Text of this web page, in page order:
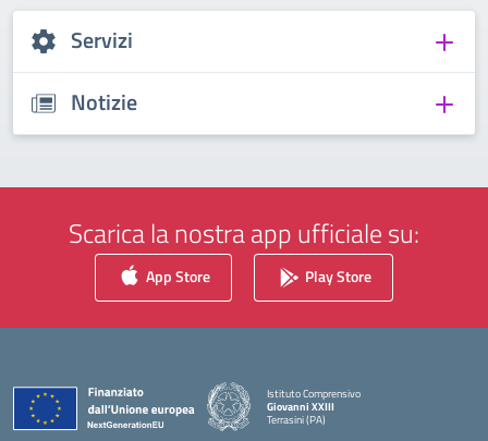
Servizi
Notizie
Scarica la nostra app ufficiale su:
App Store Play Store
Istituto Comprensivo
Giovanni XXIII
Terrasini (PA)